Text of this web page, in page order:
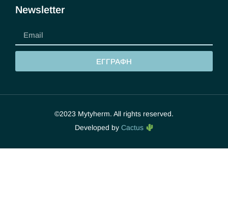
Newsletter
ΕΓΓΡΑΦΗ
©2023 Mytyherm. All rights reserved.
Developed by Cactus